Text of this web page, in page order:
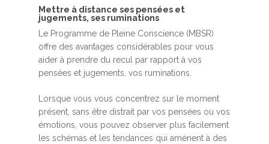
Mettre à distance ses pensées et
jugements, ses ruminations
Le Programme de Pleine Conscience (MBSR)
offre des avantages considérables pour vous
aider à prendre du recul par rapport à vos
pensées et jugements, vos ruminations.
Lorsque vous vous concentrez sur le moment
présent, sans être distrait par vos pensées ou vos
émotions, vous pouvez observer plus facilement
les schémas et les tendances qui amènent à des